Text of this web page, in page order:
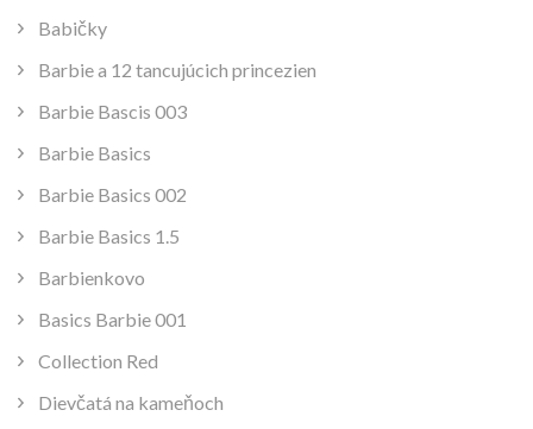
Babičky
Barbie a 12 tancujúcich princezien
Barbie Bascis 003
Barbie Basics
Barbie Basics 002
Barbie Basics 1.5
Barbienkovo
Basics Barbie 001
Collection Red
Dievčatá na kameňoch